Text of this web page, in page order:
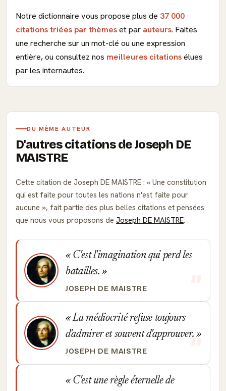
Notre dictionnaire vous propose plus de 37 000
citations triées par thèmeset par auteurs. Faites
une recherche sur un mot-clé ou une expression
entière, ou consultez nos meilleures citationsélues
par les internautes.
DU MÊME AUTEUR
D'autres citations de Joseph DE
MAISTRE
Cette citation de Joseph DE MAISTRE :
Une constitution
qui est faite pour toutes les nations n'est faite pour
aucune
, fait partie des plus belles citations et pensées
que nous vous proposons de Joseph DE MAISTRE.
C'est l'imagination qui perd les
batailles.
JOSEPH DE MAISTRE
La médiocrité refuse toujours
d'admirer et souvent d'approuver.
JOSEPH DE MAISTRE
C'est une règle éternelle de